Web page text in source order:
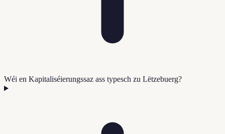
Wéi en Kapitaliséierungssaz ass typesch zu Lëtzebuerg?